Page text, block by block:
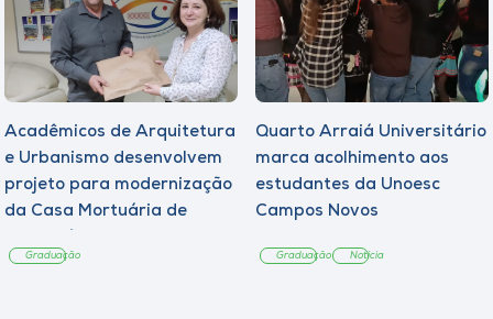
Acadêmicos de Arquitetura
e Urbanismo desenvolvem
projeto para modernização
da Casa Mortuária de
Graduação
Quarto Arraiá Universitário
marca acolhimento aos
estudantes da Unoesc
Campos Novos
Graduação Notícia